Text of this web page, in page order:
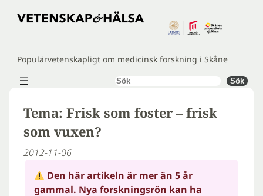
Hoppa
Populärvetenskapligt om medicinsk forskning i Skåne
Sök Sök
Tema: Frisk som foster – frisk
som vuxen?
2012-11-06
Den här artikeln är mer än 5 år
gammal. Nya forskningsrön kan ha